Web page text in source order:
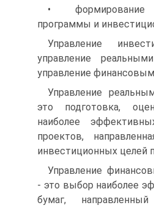
• формирование
программы и
Управление
управление
управление
Управление
это подготовка,
наиболее
проектов,
инвестиционных целей
Управление
- это выбор наиболее
бумаг,